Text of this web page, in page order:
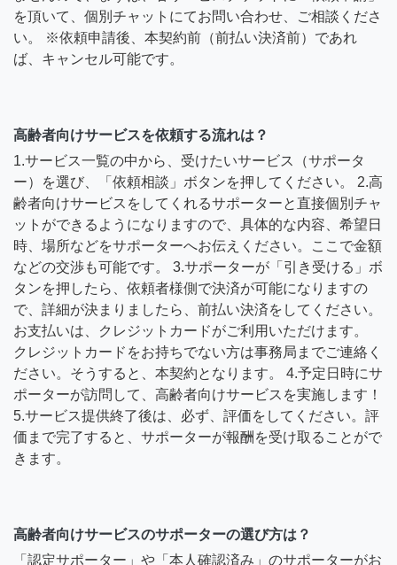
を頂いて、個別チャットにてお問い合わせ、ご相談くださ
い。 ※依頼申請後、本契約前（前払い決済前）であれ
ば、キャンセル可能です。
高齢者向けサービスを依頼する流れは？
1.サービス一覧の中から、受けたいサービス（サポータ
ー）を選び、「依頼相談」ボタンを押してください。 2.高
齢者向けサービスをしてくれるサポーターと直接個別チャ
ットができるようになりますので、具体的な内容、希望日
時、場所などをサポーターへお伝えください。ここで金額
などの交渉も可能です。 3.サポーターが「引き受ける」ボ
タンを押したら、依頼者様側で決済が可能になりますの
で、詳細が決まりましたら、前払い決済をしてください。
お支払いは、クレジットカードがご利用いただけます。
クレジットカードをお持ちでない方は事務局までご連絡く
ださい。そうすると、本契約となります。 4.予定日時にサ
ポーターが訪問して、高齢者向けサービスを実施します！
5.サービス提供終了後は、必ず、評価をしてください。評
価まで完了すると、サポーターが報酬を受け取ることがで
きます。
高齢者向けサービスのサポーターの選び方は？
「認定サポーター」や「本人確認済み」のサポーターがお